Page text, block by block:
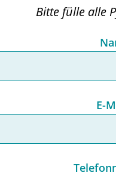
Bitte fülle alle
E-